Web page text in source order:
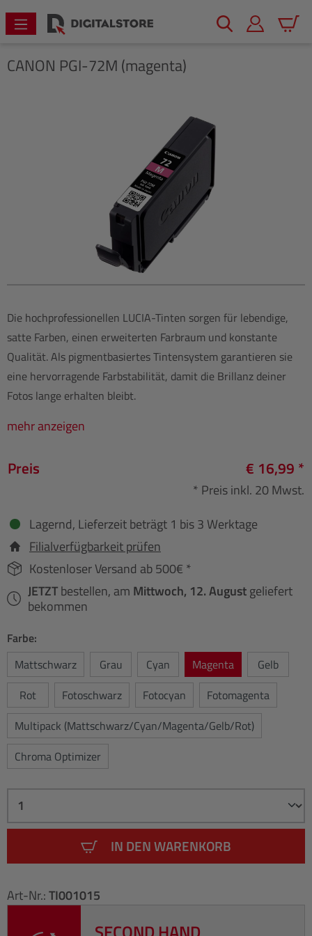
springen
CANON PGI-72M (magenta)
Die hochprofessionellen LUCIA-Tinten sorgen für lebendige,
satte Farben, einen erweiterten Farbraum und konstante
Qualität. Als pigmentbasiertes Tintensystem garantieren sie
eine hervorragende Farbstabilität, damit die Brillanz deiner
Fotos lange erhalten bleibt.
mehr anzeigen
Preis € 16,99 *
* Preis inkl. 20 Mwst.
Lagernd, Lieferzeit beträgt 1 bis 3 Werktage
Filialverfügbarkeit prüfen
Kostenloser Versand ab 500€ *
JETZTbestellen, am Mittwoch, 12. Augustgeliefert
bekommen
Farbe:
Mattschwarz
Grau Cyan Magenta
Gelb
Rot
Fotoschwarz Fotocyan
Fotomagenta
Multipack (Mattschwarz/Cyan/Magenta/Gelb/Rot)
Chroma Optimizer
IN DEN WARENKORB
Art-Nr.:TI001015